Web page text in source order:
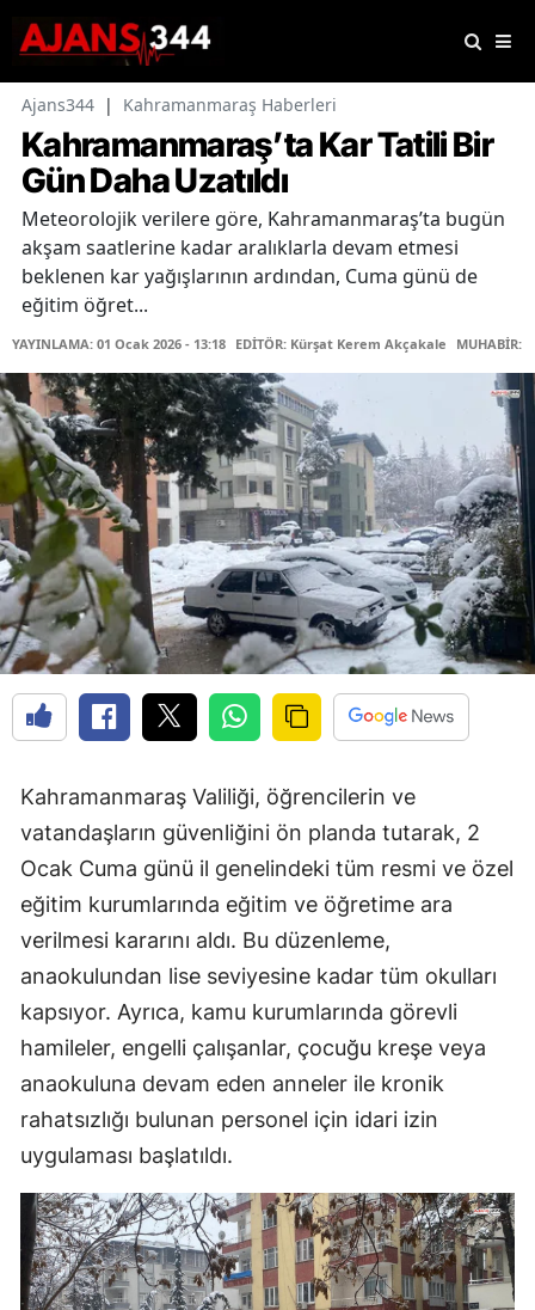
Ajans344 | Kahramanmaraş Haberleri
Kahramanmaraş’ta Kar Tatili Bir
Gün Daha Uzatıldı
Meteorolojik verilere göre, Kahramanmaraş’ta bugün
akşam saatlerine kadar aralıklarla devam etmesi
beklenen kar yağışlarının ardından, Cuma günü de
eğitim öğret...
YAYINLAMA: 01 Ocak 2026 - 13:18 EDİTÖR: Kürşat Kerem Akçakale MUHABİR:
Kahramanmaraş Valiliği, öğrencilerin ve
vatandaşların güvenliğini ön planda tutarak, 2
Ocak Cuma günü il genelindeki tüm resmi ve özel
eğitim kurumlarında eğitim ve öğretime ara
verilmesi kararını aldı. Bu düzenleme,
anaokulundan lise seviyesine kadar tüm okulları
kapsıyor. Ayrıca, kamu kurumlarında görevli
hamileler, engelli çalışanlar, çocuğu kreşe veya
anaokuluna devam eden anneler ile kronik
rahatsızlığı bulunan personel için idari izin
uygulaması başlatıldı.